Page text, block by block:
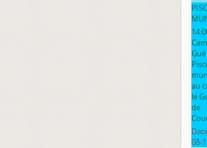
Gué
au
le
de
08-